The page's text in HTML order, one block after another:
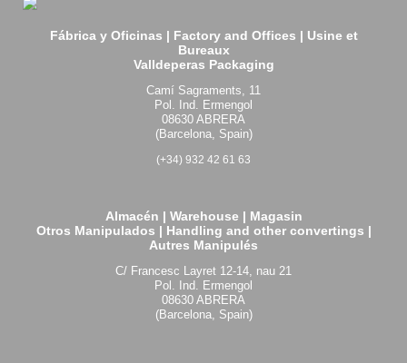
Fábrica y Oficinas | Factory and Offices | Usine et
Bureaux
Valldeperas Packaging
Camí Sagraments, 11
Pol. Ind. Ermengol
08630 ABRERA
(Barcelona, Spain)
(+34) 932 42 61 63
Almacén | Warehouse | Magasin
Otros Manipulados | Handling and other convertings |
Autres Manipulés
C/ Francesc Layret 12-14, nau 21
Pol. Ind. Ermengol
08630 ABRERA
(Barcelona, Spain)